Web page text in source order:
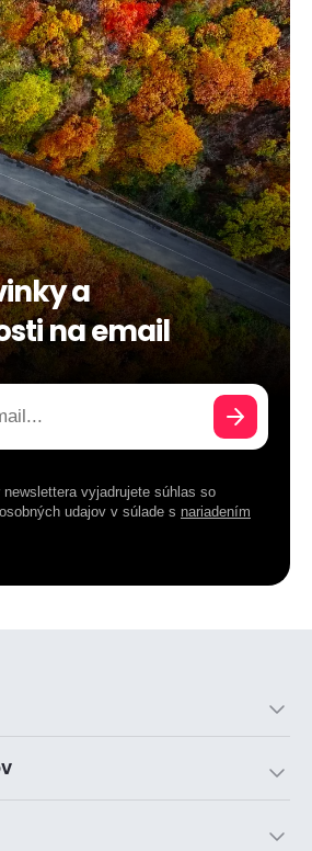
a
na email
newslettera vyjadrujete súhlas so
udajov v súlade s nariadením